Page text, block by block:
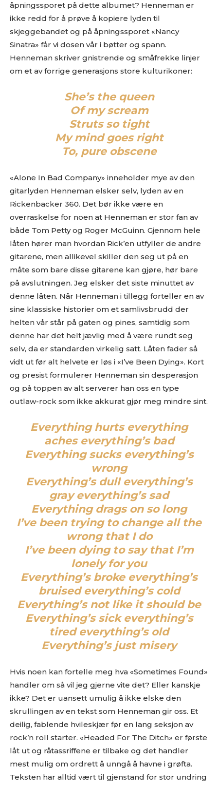
åpningssporet på dette albumet? Henneman er
ikke redd for å prøve å kopiere lyden til
skjeggebandet og på åpningssporet «Nancy
Sinatra» får vi dosen vår i bøtter og spann.
Henneman skriver gnistrende og småfrekke linjer
om et av forrige generasjons store kulturikoner:
She’s the queen
Of my scream
Struts so tight
My mind goes right
To, pure obscene
«Alone In Bad Company» inneholder mye av den
gitarlyden Henneman elsker selv, lyden av en
Rickenbacker 360. Det bør ikke være en
overraskelse for noen at Henneman er stor fan av
både Tom Petty og Roger McGuinn. Gjennom hele
låten hører man hvordan Rick’en utfyller de andre
gitarene, men allikevel skiller den seg ut på en
måte som bare disse gitarene kan gjøre, hør bare
på avslutningen. Jeg elsker det siste minuttet av
denne låten. Når Henneman i tillegg forteller en av
sine klassiske historier om et samlivsbrudd der
helten vår står på gaten og pines, samtidig som
denne har det helt jævlig med å være rundt seg
selv, da er standarden virkelig satt. Låten fader så
vidt ut før alt helvete er løs i «I’ve Been Dying». Kort
og presist formulerer Henneman sin desperasjon
og på toppen av alt serverer han oss en type
outlaw-rock som ikke akkurat gjør meg mindre sint.
Everything hurts everything
aches everything’s bad
Everything sucks everything’s
wrong
Everything’s dull everything’s
gray everything’s sad
Everything drags on so long
I’ve been trying to change all the
wrong that I do
I’ve been dying to say that I’m
lonely for you
Everything’s broke everything’s
bruised everything’s cold
Everything’s not like it should be
Everything’s sick everything’s
tired everything’s old
Everything’s just misery
Hvis noen kan fortelle meg hva «Sometimes Found»
handler om så vil jeg gjerne vite det? Eller kanskje
ikke? Det er uansett umulig å ikke elske den
skrullingen av en tekst som Henneman gir oss. Et
deilig, fablende hvileskjær før en lang seksjon av
rock’n roll starter. «Headed For The Ditch» er første
låt ut og råtassriffene er tilbake og det handler
mest mulig om ordrett å unngå å havne i grøfta.
Teksten har alltid vært til gjenstand for stor undring